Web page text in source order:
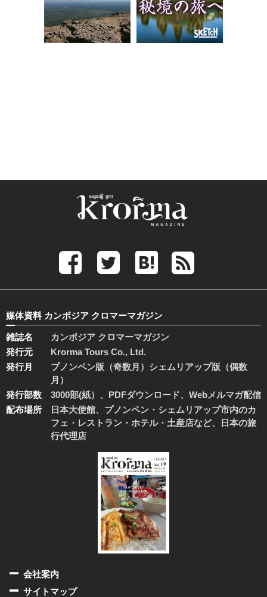
媒体資料 カンボジア クロマーマガジン
雑誌名
カンボジア クロマーマガジン
発行元
Krorma Tours Co., Ltd.
発行月
プノンペン版（奇数月）シェムリアップ版（偶数
月）
発行部数
3000部(紙）、PDFダウンロード、Webメルマガ配信
配布場所
日本大使館、プノンペン・シェムリアップ市内のカ
フェ・レストラン・ホテル・土産店など、日本の旅
行代理店
会社案内
サイトマップ